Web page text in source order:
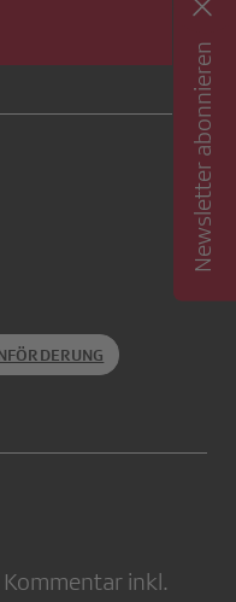
inkl.
Newsletter abonnieren